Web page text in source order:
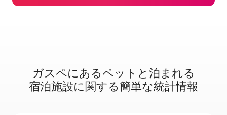
ガスペに⁠あ⁠るペ⁠ッ⁠ト⁠と泊⁠ま⁠れ⁠る
宿⁠泊⁠施⁠設⁠に関⁠す⁠る簡⁠単⁠な統⁠計⁠情⁠報